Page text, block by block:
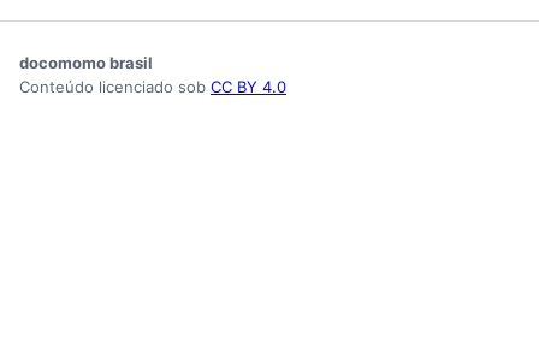
docomomo brasil
Conteúdo licenciado sob CC BY 4.0